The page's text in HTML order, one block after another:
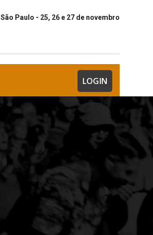
São Paulo - 25, 26 e 27 de novembro
LOGIN